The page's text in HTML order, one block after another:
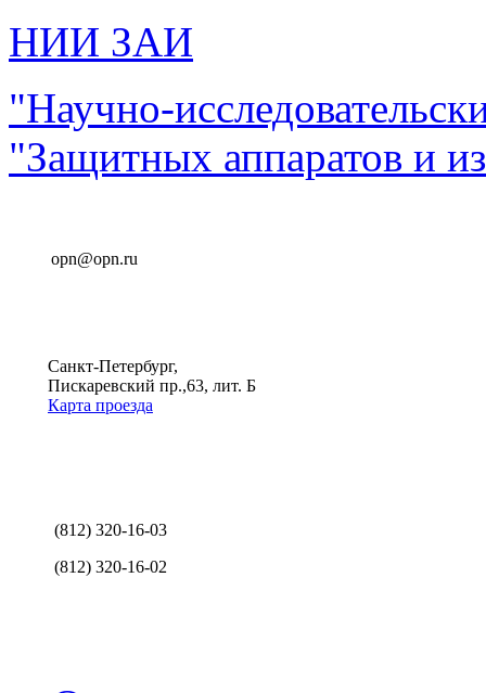
НИИ ЗАИ
"Научно-
"Защитных аппаратов и
opn@opn.ru
Санкт-Петербург,
Пискаревский пр.,63, лит. Б
Карта проезда
(812) 320-16-03
(812) 320-16-02